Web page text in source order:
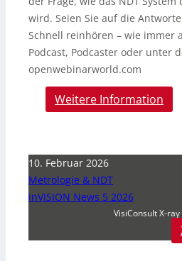
wird. Seien Sie auf die
Schnell reinhören – wie immer
Podcast, Podcaster oder unter
openwebinarworld.com
Weitere Information
10. Februar 2026
Metrologie & NDT
inVISION News 5 2026
VisiConsult X-